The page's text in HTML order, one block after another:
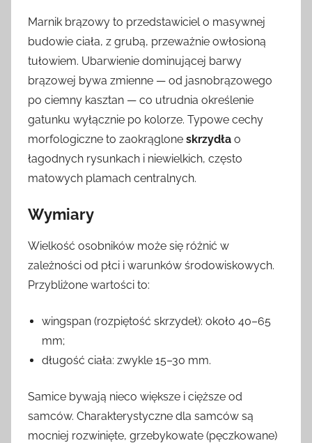
Marnik brązowy to przedstawiciel o masywnej
budowie ciała, z grubą, przeważnie owłosioną
tułowiem. Ubarwienie dominującej barwy
brązowej bywa zmienne — od jasnobrązowego
po ciemny kasztan — co utrudnia określenie
gatunku wyłącznie po kolorze. Typowe cechy
morfologiczne to zaokrąglone skrzydła o
łagodnych rysunkach i niewielkich, często
matowych plamach centralnych.
Wymiary
Wielkość osobników może się różnić w
zależności od płci i warunków środowiskowych.
Przybliżone wartości to:
wingspan (rozpiętość skrzydeł): około 40–65
mm;
długość ciała: zwykle 15–30 mm.
Samice bywają nieco większe i cięższe od
samców. Charakterystyczne dla samców są
mocniej rozwinięte, grzebykowate (pęczkowane)